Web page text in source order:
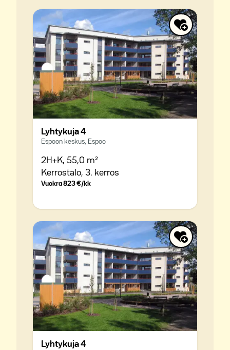
Lyhtykuja 4
Espoon keskus, Espoo
2H+K, 55,0 m²
Kerrostalo, 3. kerros
Vuokra823 €/kk
Lyhtykuja 4